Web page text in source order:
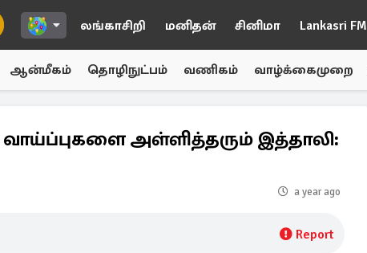
லங்காசிறி மனிதன் சினிமா Lankasri FM
ஆன்மீகம் தொழிநுட்பம் வணிகம் வாழ்க்கைமுறை
அள்ளித்தரும் இத்தாலி:
a year ago
Report